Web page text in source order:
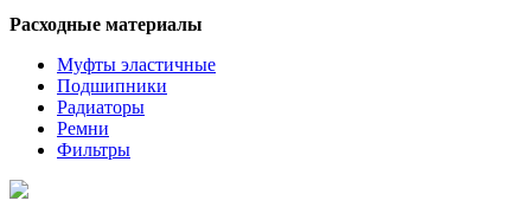
Расходные материалы
Муфты эластичные
Подшипники
Радиаторы
Ремни
Фильтры